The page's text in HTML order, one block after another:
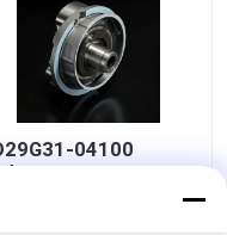
04100
кольцо для